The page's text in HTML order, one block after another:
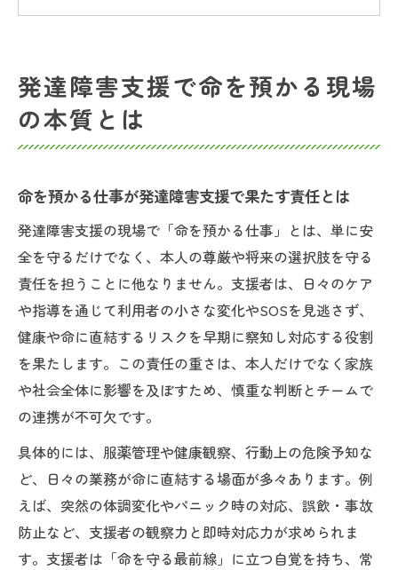
命を預かる仕事に必要な専門性と心構え
発達障害支援の現場で命と向き合う意義を
考える
命を預かる仕事としての支援員の役割を深
掘り
発達障害支援センターが担う命のサポート
の実際
命を守る支援の現場で重要な役割分担とは
命を託された現場で求められる支援スキル
発達障害支援における命を預かる役割のや
りがい
命を預かる仕事を通じて育まれる責任感と
は
発達障害支援現場で求められる責任の重み
命を守る支援を続ける現場のリアルな声
発達障害支援で命を預かる現場
の本質とは
命を預かる仕事が発達障害支援で果たす責任とは
発達障害支援の現場で「命を預かる仕事」とは、単に安
全を守るだけでなく、本人の尊厳や将来の選択肢を守る
責任を担うことに他なりません。支援者は、日々のケア
や指導を通じて利用者の小さな変化やSOSを見逃さず、
健康や命に直結するリスクを早期に察知し対応する役割
を果たします。この責任の重さは、本人だけでなく家族
や社会全体に影響を及ぼすため、慎重な判断とチームで
の連携が不可欠です。
具体的には、服薬管理や健康観察、行動上の危険予知な
ど、日々の業務が命に直結する場面が多々あります。例
えば、突然の体調変化やパニック時の対応、誤飲・事故
防止など、支援者の観察力と即時対応力が求められま
す。支援者は「命を守る最前線」に立つ自覚を持ち、常